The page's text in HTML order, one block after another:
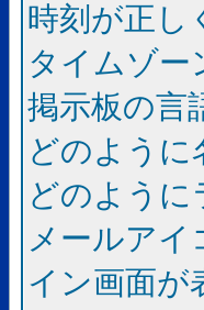
時刻が正し
タイムゾー
掲示板の言
どのように
どのよう
メールア
イン画面が